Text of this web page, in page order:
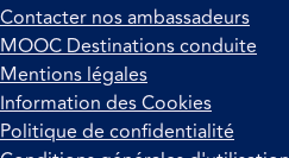
Contacter nos ambassadeurs
MOOC Destinations conduite
Mentions légales
Information des Cookies
Politique de confidentialité